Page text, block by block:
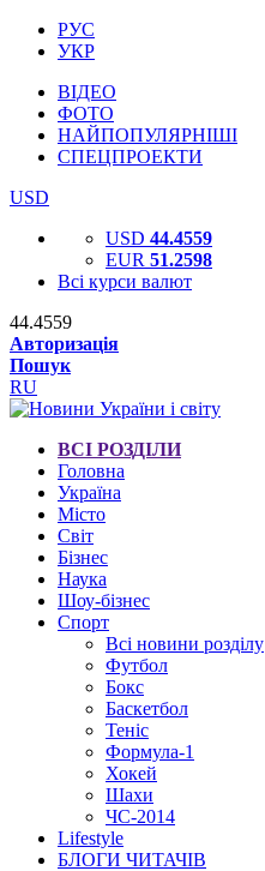
РУС
УКР
ВІДЕО
ФОТО
НАЙПОПУЛЯРНІШІ
СПЕЦПРОЕКТИ
USD
USD 44.4559
EUR 51.2598
Всі курси валют
44.4559
Авторизація
Пошук
RU
ВСІ РОЗДІЛИ
Головна
Україна
Місто
Світ
Бізнес
Наука
Шоу-бізнес
Спорт
Всі новини розділу
Футбол
Бокс
Баскетбол
Теніс
Формула-1
Хокей
Шахи
ЧС-2014
Lifestyle
БЛОГИ ЧИТАЧІВ